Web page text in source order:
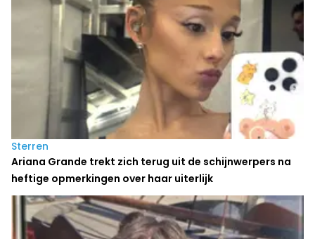
Sterren
Ariana Grande trekt zich terug uit de schijnwerpers na
heftige opmerkingen over haar uiterlijk